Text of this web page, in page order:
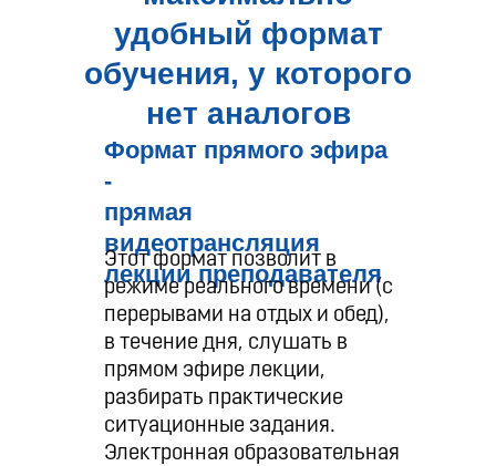
Попова Татьяна Юрьевна. Комитет по физической
культуре и спорту администрации МО г. Саратов
Кудашева Румия Самятовна. Федеральное
государственное казенное учреждение "Салют"
Курынова Ольга Михайловна
Лыткин Олег Валерьевич. Департамент здравоохранения
Ханты-Мансийского автономного округа
Варданян Артур Рафикович. Комитет по финансам
Администрации МО Город Саратов
Нестерова Ольга Владимировна
Ворошилина Юлия
удобный формат
обучения, у которого
нет аналогов
Формат прямого эфира
-
прямая
видеотрансляция
лекции преподавателя
Этот формат позволит в
режиме реального времени (с
перерывами на отдых и обед),
в течение дня, слушать в
прямом эфире лекции,
разбирать практические
ситуационные задания.
Электронная образовательная